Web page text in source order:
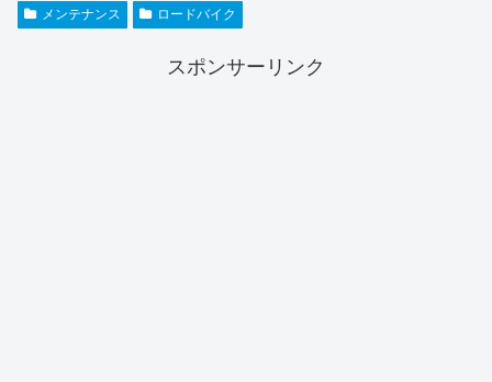
メンテナンス ロードバイク
スポンサーリンク